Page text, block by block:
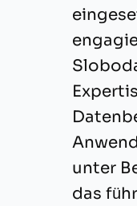
unter
das